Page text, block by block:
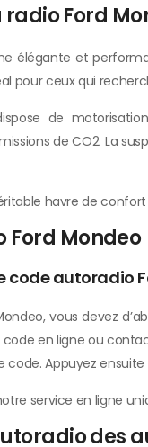
radio Ford
élégante et
pour ceux qui
de
de CO2. La
havre de
Ford Mondeo
code autoradio
vous devez
en ligne ou
Appuyez
service en ligne
des